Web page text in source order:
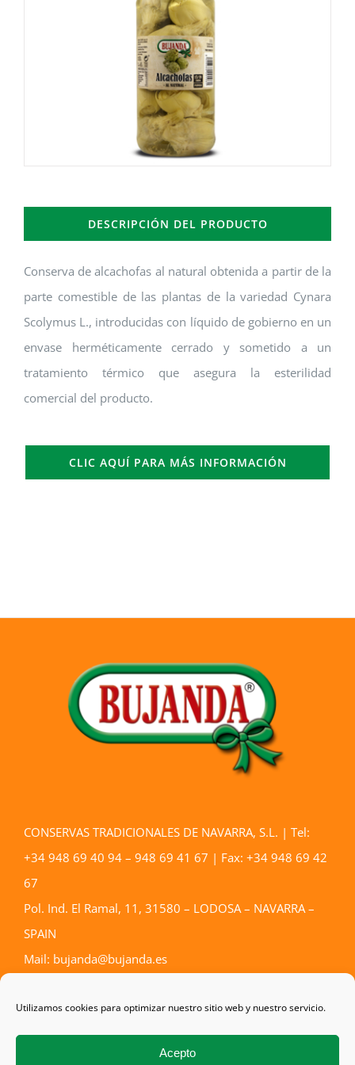
Utilizamos cookies para optimizar nuestro sitio web y nuestro servicio.
Acepto
DESCRIPCIÓN DEL PRODUCTO
Conserva de alcachofas al natural obtenida a partir de la
parte comestible de las plantas de la variedad Cynara
Scolymus L., introducidas con líquido de gobierno en un
envase herméticamente cerrado y sometido a un
tratamiento térmico que asegura la esterilidad
comercial del producto.
CLIC AQUÍ PARA MÁS INFORMACIÓN
CONSERVAS TRADICIONALES DE NAVARRA, S.L. | Tel:
+34 948 69 40 94 – 948 69 41 67 | Fax: +34 948 69 42
67
Pol. Ind. El Ramal, 11, 31580 – LODOSA – NAVARRA –
SPAIN
Mail: bujanda@bujanda.es